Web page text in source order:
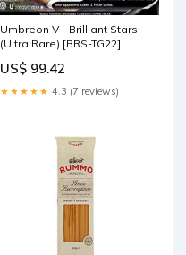
Umbreon V - Brilliant Stars
(Ultra Rare) [BRS-TG22]
US$ 99.42
★★★★★ 4.3 (7 reviews)